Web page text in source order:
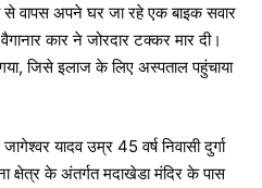
वापस अपने घर जा रहे एक बाइक सवार
कार ने जोरदार टक्कर मार दी।
जिसे इलाज के लिए अस्पताल पहुंचाया
यादव उम्र 45 वर्ष निवासी दुर्गा
क्षेत्र के अंतर्गत मदाखेडा मंदिर के पास